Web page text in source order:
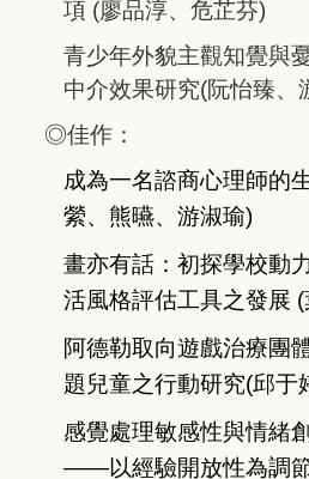
項 (廖品淳、危芷芬)
青少年外貌主觀知覺與
中介效果研究(阮怡臻、
◎佳作：
成為一名諮商心理師的
縈、熊曣、游淑瑜)
畫亦有話：初探學校動
活風格評估工具之發展
阿德勒取向遊戲治療團
題兒童之行動研究(邱于
感覺處理敏感性與情緒
——以經驗開放性為調